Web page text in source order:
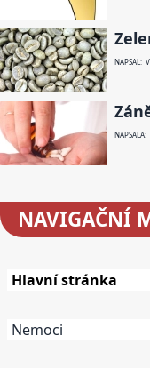
NAPSAL:
NAVIGAČNÍ
Hlavní stránka
Nemoci